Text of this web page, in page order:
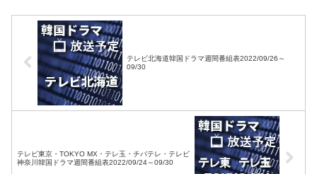
テレビ北海道韓国ドラマ週間番組表2022/09/26～
09/30
テレビ東京・TOKYO MX・テレ玉・チバテレ・テレビ
神奈川韓国ドラマ週間番組表2022/09/24～09/30